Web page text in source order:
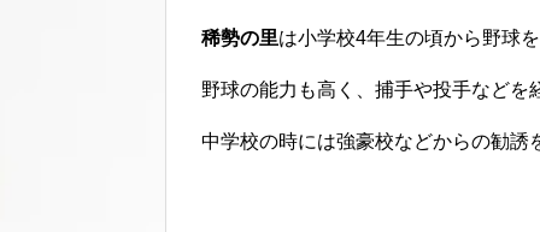
稀勢の里は小学校4年生の頃から野球
野球の能力も高く、捕手や投手などを
中学校の時には強豪校などからの勧誘